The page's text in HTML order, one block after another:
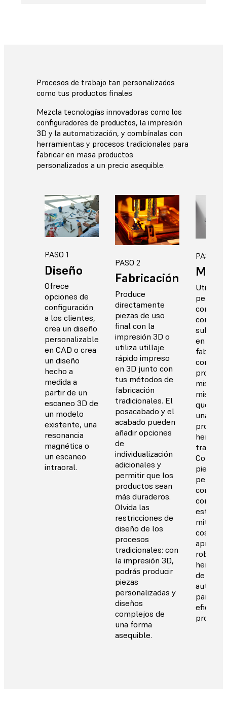
Procesos de trabajo tan personalizados
como tus productos finales
Mezcla tecnologías innovadoras como los
configuradores de productos, la impresión
3D y la automatización, y combínalas con
herramientas y procesos tradicionales para
fabricar en masa productos
personalizados a un precio asequible.
PASO 1
Diseño
Ofrece
opciones de
configuración
a los clientes,
crea un diseño
personalizable
en CAD o crea
un diseño
hecho a
medida a
partir de un
escaneo 3D de
un modelo
existente, una
resonancia
magnética o
un escaneo
intraoral.
PASO 2
Fabricación
Produce
directamente
piezas de uso
final con la
impresión 3D o
utiliza utillaje
rápido impreso
en 3D junto con
tus métodos de
fabricación
tradicionales. El
posacabado y el
acabado pueden
añadir opciones
de
individualización
adicionales y
permitir que los
productos sean
más duraderos.
Olvida las
restricciones de
diseño de los
procesos
tradicionales: con
la impresión 3D,
podrás producir
piezas
personalizadas y
diseños
complejos de
una forma
asequible.
PASO 3
Utiliza
como un
en la
como un
mismo,
mismo
que
una
pieza
con
mitigar
costes y
de
para